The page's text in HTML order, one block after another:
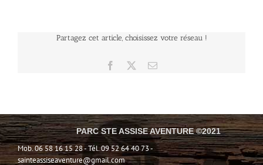
Partagez cet article, choisissez votre réseau !
Facebook Email
PARC STE ASSISE AVENTURE ©2021
Mob. 06 58 16 15 28 - Tél. 09 52 64 40 73 -
sainteassiseaventure@gmail.com